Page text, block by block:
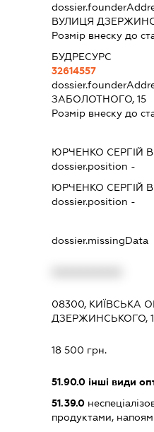
ВУЛИЦЯ
Розмір внеску до
БУДРЕСУРС
32614557
ЗАБОЛОТНОГО, 15
Розмір внеску до
ЮРЧЕНКО СЕРГІЙ
dossier.position -
ЮРЧЕНКО СЕРГІЙ
dossier.position -
dossier.missingData
08300, КИЇВСЬКА
ДЗЕРЖИНСЬКОГО,
18 500 грн.
51.90.0інші види
51.39.0
продуктами,